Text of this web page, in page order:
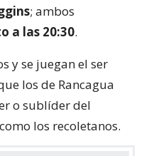
; ambos
a las 20:30.
y se juegan el ser
los de Rancagua
o sublíder del
los recoletanos.